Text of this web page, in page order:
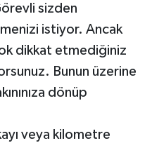
sizden
istiyor. Ancak
dikkat etmediğiniz
Bunun üzerine
dönüp
veya kilometre